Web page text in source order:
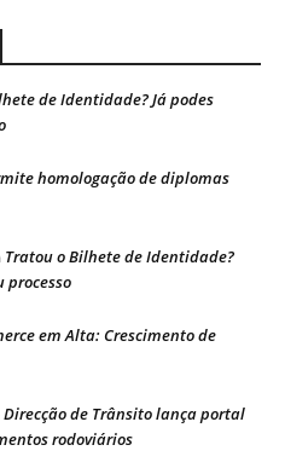
de Identidade? Já podes
homologação de diplomas
Tratou o Bilhete de Identidade?
processo
em Alta: Crescimento de
Direcção de Trânsito lança portal
rodoviários